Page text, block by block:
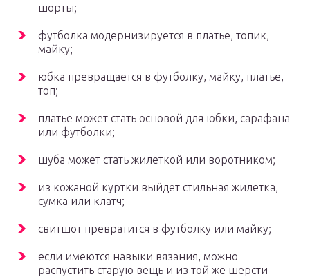
шорты;
футболка модернизируется в платье, топик,
майку;
юбка превращается в футболку, майку, платье,
топ;
платье может стать основой для юбки, сарафана
или футболки;
шуба может стать жилеткой или воротником;
из кожаной куртки выйдет стильная жилетка,
сумка или клатч;
свитшот превратится в футболку или майку;
если имеются навыки вязания, можно
распустить старую вещь и из той же шерсти